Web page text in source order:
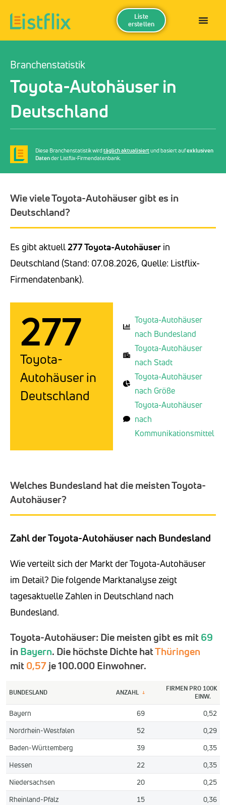
Liste
erstellen
Branchenstatistik
Toyota-Autohäuser in
Deutschland
Diese Branchenstatistik wirdtäglich aktualisiertund basiert aufexklusiven
Datender Listflix-Firmendatenbank.
Wie viele Toyota-Autohäuser gibt es in
Deutschland?
Es gibt aktuell277 Toyota-Autohäuser in
Deutschland (Stand: 07.08.2026, Quelle: Listflix-
Firmendatenbank).
277
Toyota-
Autohäuser in
Deutschland
Toyota-Autohäuser
nach Bundesland
Toyota-Autohäuser
nach Stadt
Toyota-Autohäuser
nach Größe
Toyota-Autohäuser
nach
Kommunikationsmittel
Welches Bundesland hat die meisten Toyota-
Autohäuser?
Zahl der Toyota-Autohäuser nach Bundesland
Wie verteilt sich der Markt der Toyota-Autohäuser
im Detail? Die folgende Marktanalyse zeigt
tagesaktuelle Zahlen in Deutschland nach
Bundesland.
Toyota-Autohäuser: Die meisten gibt es mit69
in Bayern. Die höchste Dichte hatThüringen
mit0,57je 100.000 Einwohner.
BUNDESLAND ANZAHL ↓
FIRMEN PRO 100K
EINW.
Bayern 69
0,52
Nordrhein-Westfalen
52
0,29
Baden-Württemberg
39
0,35
Hessen
22
0,35
Niedersachsen
20
0,25
Rheinland-Pfalz
15
0,36